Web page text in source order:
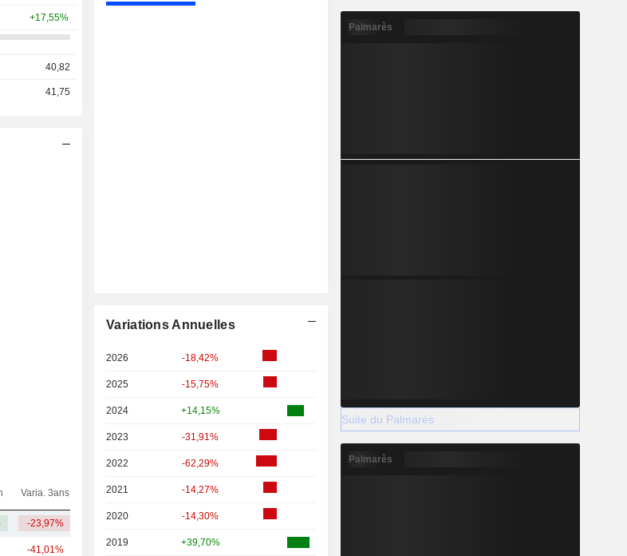
+17,55%
40,82
41,75
Varia. 3ans Capi.($)
-23,97%
-41,01%
Variations Annuelles
2026 -18,42%
2025 -15,75%
2024 +14,15%
2023 -31,91%
2022 -62,29%
2021 -14,27%
2020 -14,30%
2019 +39,70%
Palmarès
Suite du Palmarès
Palmarès